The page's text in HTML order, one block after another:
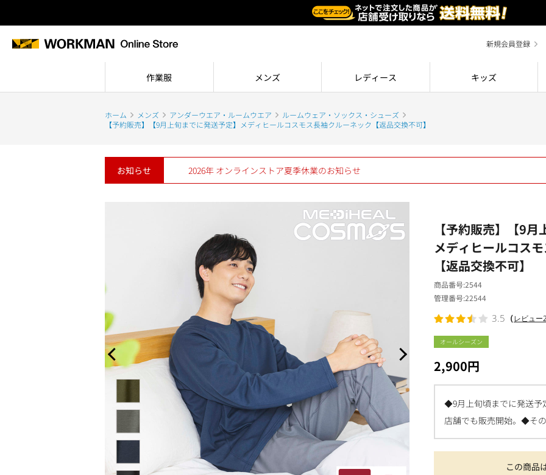
新規会員登録
作業服 メンズ レディース キッズ
ホーム メンズ アンダーウエア・ルームウエア
ルームウェア・ソックス・シューズ
【予約販売】【9月上旬までに発送予定】メディヒールコスモス長袖クルーネック【返品交換不可】
お知らせ 2026年 オンラインストア夏季休業のお知らせ
オールシーズン
◆9月上旬頃までに発送
店舗でも販売開始。◆そ
この商品
【予約販売】【9月
メディヒールコス
【返品交換不可】
2,900円
商品番号2544
管理番号22544
3.5 （レビュー